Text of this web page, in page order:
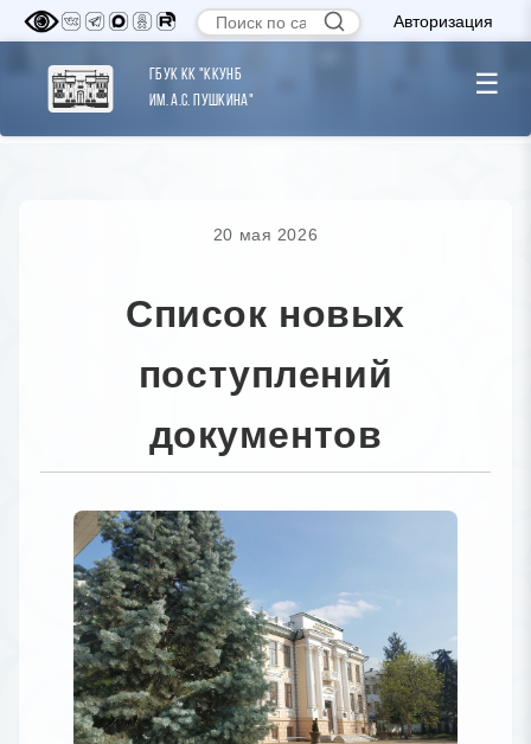
Авторизация
ГБУК КК "ККУНБ
им. А.С. Пушкина"
☰
20 мая 2026
Список новых
поступлений
документов